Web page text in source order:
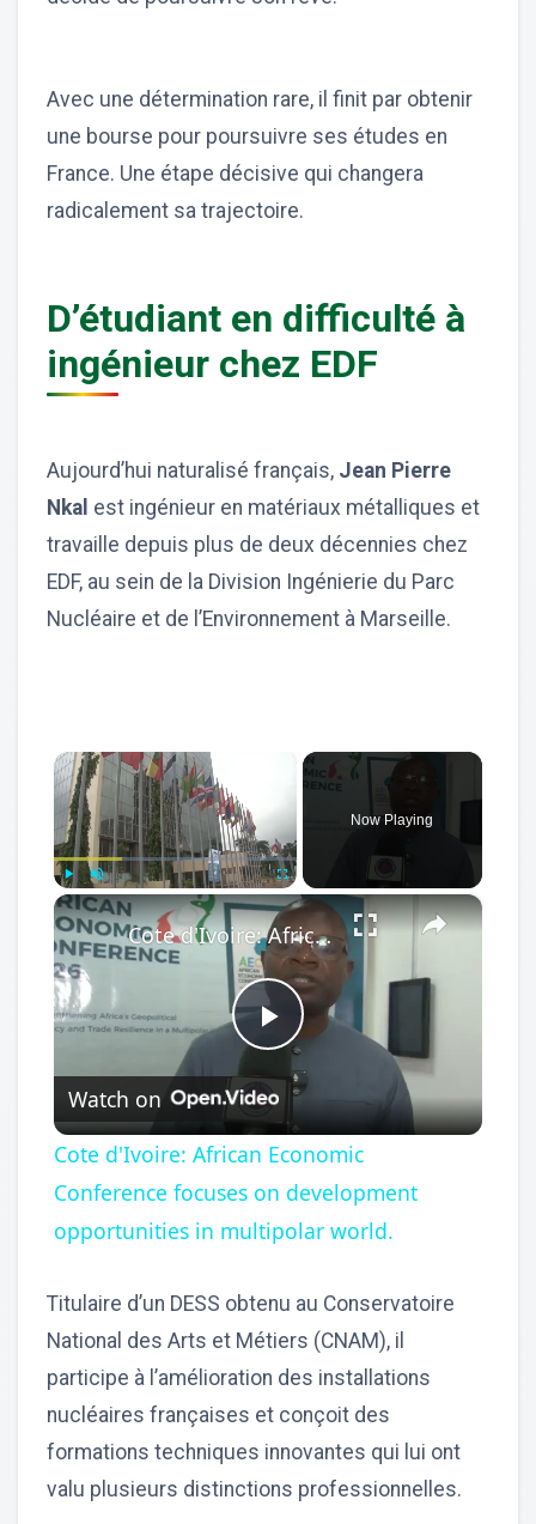
Avec une détermination rare, il finit par obtenir
une bourse pour poursuivre ses études en
France. Une étape décisive qui changera
radicalement sa trajectoire.
D’étudiant en difficulté à
ingénieur chez EDF
Aujourd’hui naturalisé français, Jean Pierre
Nkal est ingénieur en matériaux métalliques et
travaille depuis plus de deux décennies chez
EDF, au sein de la Division Ingénierie du Parc
Nucléaire et de l’Environnement à Marseille.
Play Unmute Fullscreen
Now Playing
×
Play
Video
Cote d'Ivoire: African Economic Conference focuses on development opportunities in multipolar world.
Watch on
Cote d'Ivoire: African Economic
Conference focuses on development
opportunities in multipolar world.
Titulaire d’un DESS obtenu au Conservatoire
National des Arts et Métiers (CNAM), il
participe à l’amélioration des installations
nucléaires françaises et conçoit des
formations techniques innovantes qui lui ont
valu plusieurs distinctions professionnelles.